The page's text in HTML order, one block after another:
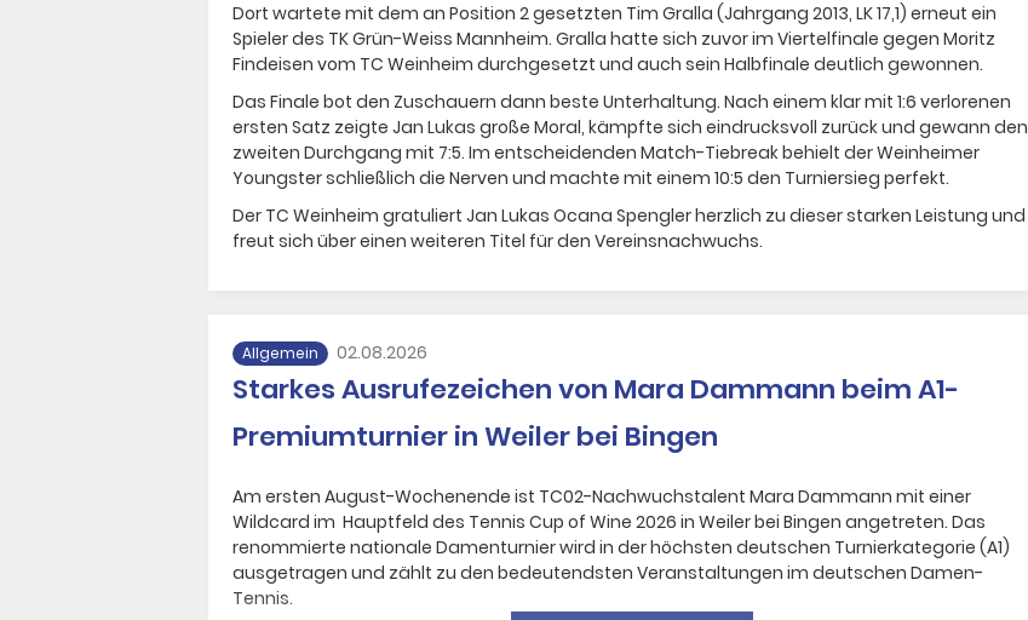
Dort wartete mit dem an Position 2 gesetzten Tim Gralla (Jahrgang 2013, LK 17,1) erneut ein
Spieler des TK Grün-Weiss Mannheim. Gralla hatte sich zuvor im Viertelfinale gegen Moritz
Findeisen vom TC Weinheim durchgesetzt und auch sein Halbfinale deutlich gewonnen.
Das Finale bot den Zuschauern dann beste Unterhaltung. Nach einem klar mit 1:6 verlorenen
ersten Satz zeigte Jan Lukas große Moral, kämpfte sich eindrucksvoll zurück und gewann den
zweiten Durchgang mit 7:5. Im entscheidenden Match-Tiebreak behielt der Weinheimer
Youngster schließlich die Nerven und machte mit einem 10:5 den Turniersieg perfekt.
Der TC Weinheim gratuliert Jan Lukas Ocana Spengler herzlich zu dieser starken Leistung und
freut sich über einen weiteren Titel für den Vereinsnachwuchs.
Allgemein 02.08.2026
Starkes Ausrufezeichen von Mara Dammann beim A1-
Premiumturnier in Weiler bei Bingen
Am ersten August-Wochenende ist TC02-Nachwuchstalent Mara Dammann mit einer
Wildcard im Hauptfeld des Tennis Cup of Wine 2026 in Weiler bei Bingen angetreten. Das
renommierte nationale Damenturnier wird in der höchsten deutschen Turnierkategorie (A1)
ausgetragen und zählt zu den bedeutendsten Veranstaltungen im deutschen Damen-
Tennis.